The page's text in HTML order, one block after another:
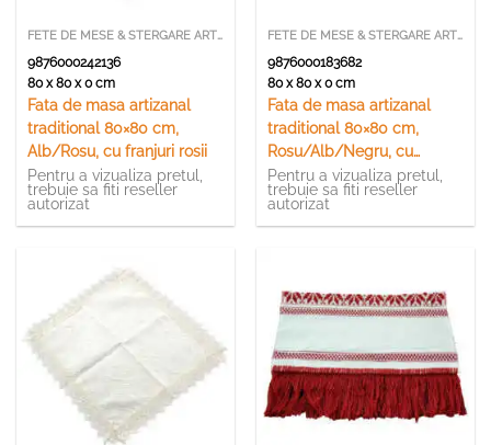
FETE DE MESE & STERGARE ARTIZANALE
9876000242136
80 x 80 x 0 cm
Fata de masa artizanal
traditional 80×80 cm,
Alb/Rosu, cu franjuri rosii
Pentru a vizualiza pretul,
trebuie sa fiti reseller
autorizat
FETE DE MESE & STERGARE ARTIZANALE
9876000183682
80 x 80 x 0 cm
Fata de masa artizanal
traditional 80×80 cm,
Rosu/Alb/Negru, cu
franjuri
Pentru a vizualiza pretul,
trebuie sa fiti reseller
autorizat